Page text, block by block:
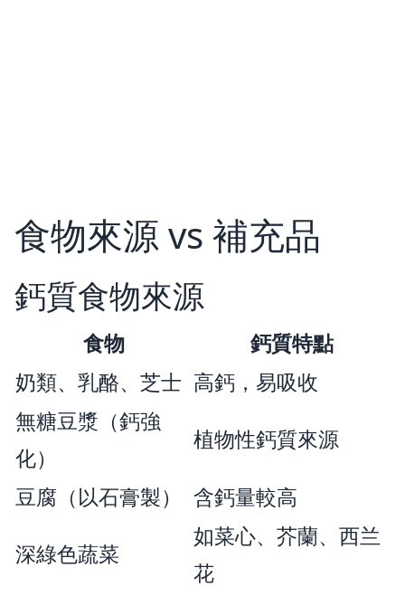
食物來源 vs 補充品
鈣質食物來源
食物
鈣質特點
奶類、乳酪、芝士 高鈣，易吸收
無糖豆漿（鈣強
化）
植物性鈣質來源
豆腐（以石膏製）
含鈣量較高
深綠色蔬菜
如菜心、芥蘭、西兰
花